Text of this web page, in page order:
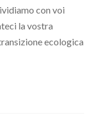
con voi
la vostra
ecologica